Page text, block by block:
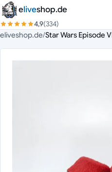
Zum Inhalt springen
eliveshop.de
4,9(334)
eliveshop.de/Star Wars Episode